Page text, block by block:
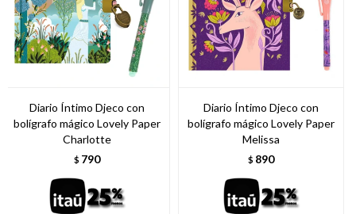
Diario Íntimo Djeco con
bolígrafo mágico Lovely Paper
Charlotte
$ 790
Diario Íntimo Djeco con
bolígrafo mágico Lovely Paper
Melissa
$ 890